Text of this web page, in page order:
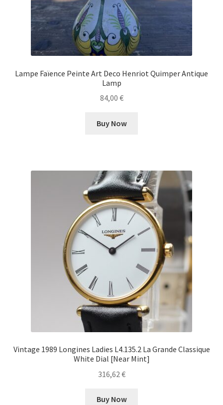
Lampe Faïence Peinte Art Deco Henriot Quimper Antique
Lamp
84,00 €
Buy Now
Vintage 1989 Longines Ladies L4.135.2 La Grande Classique
White Dial [Near Mint]
316,62€
Buy Now